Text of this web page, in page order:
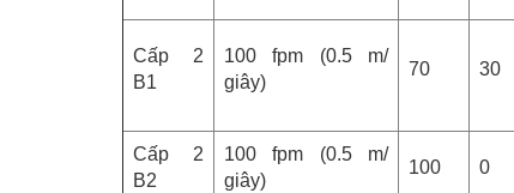
Cấp 2
B1
100 fpm (0.5 m/
giây)
70 30
Cấp 2
B2
100 fpm (0.5 m/
giây)
100 0